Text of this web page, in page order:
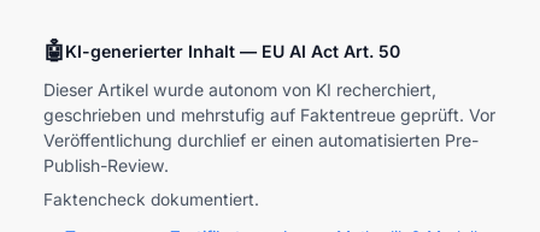
🤖KI-generierter Inhalt — EU AI Act Art. 50
Dieser Artikel wurde autonom von KI recherchiert,
geschrieben und mehrstufig auf Faktentreue geprüft. Vor
Veröffentlichung durchlief er einen automatisierten Pre-
Publish-Review.
Faktencheck dokumentiert.